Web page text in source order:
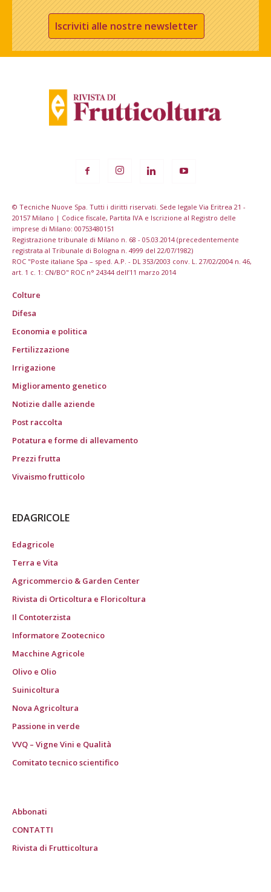
Iscriviti alle nostre newsletter
© Tecniche Nuove Spa. Tutti i diritti riservati. Sede legale Via Eritrea 21 -
20157 Milano | Codice fiscale, Partita IVA e Iscrizione al Registro delle
imprese di Milano: 00753480151
Registrazione tribunale di Milano n. 68 - 05.03.2014 (precedentemente
registrata al Tribunale di Bologna n. 4999 del 22/07/1982)
ROC "Poste italiane Spa – sped. A.P. - DL 353/2003 conv. L. 27/02/2004 n. 46,
art. 1 c. 1: CN/BO" ROC n° 24344 dell’11 marzo 2014
Colture
Difesa
Economia e politica
Fertilizzazione
Irrigazione
Miglioramento genetico
Notizie dalle aziende
Post raccolta
Potatura e forme di allevamento
Prezzi frutta
Vivaismo frutticolo
EDAGRICOLE
Edagricole
Terra e Vita
Agricommercio & Garden Center
Rivista di Orticoltura e Floricoltura
Il Contoterzista
Informatore Zootecnico
Macchine Agricole
Olivo e Olio
Suinicoltura
Nova Agricoltura
Passione in verde
VVQ – Vigne Vini e Qualità
Comitato tecnico scientifico
Abbonati
CONTATTI
Rivista di Frutticoltura